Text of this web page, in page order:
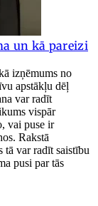
un kā pareizi
izņēmums no
apstākļu dēļ
var radīt
vispār
vai puse ir
Rakstā
tā var radīt saistību
pusi par tās